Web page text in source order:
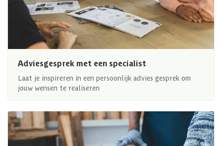
Adviesgesprek met een specialist
Laat je inspireren in een persoonlijk advies gesprek om
jouw wensen te realiseren